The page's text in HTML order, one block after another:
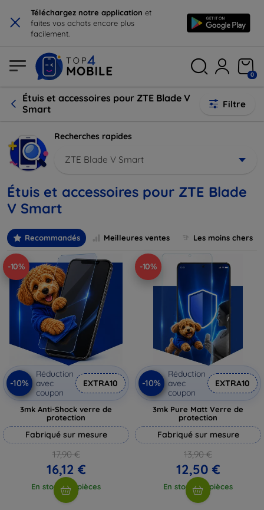
× Téléchargez notre application et
faites vos achats encore plus
facilement.
0
Étuis et accessoires pour ZTE Blade V
Smart
Filtre
Recherches rapides
ZTE Blade V Smart
Étuis et accessoires pour ZTE Blade
V Smart
Recommandés Meilleures ventes Les moins chers
-10%
-10%
Réduction
avec
coupon
EXTRA10
3mk Anti-Shock verre de
protection
Fabriqué sur mesure
17,90 €
16,12 €
En stock > 5 pièces
-10%
-10%
Réduction
avec
coupon
EXTRA10
3mk Pure Matt Verre de
protection
Fabriqué sur mesure
13,90 €
12,50 €
En stock > 5 pièces